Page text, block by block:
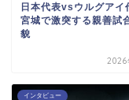
日本代表vsウルグアイ
宮城で激突する親善試
貌
2026
インタビュー